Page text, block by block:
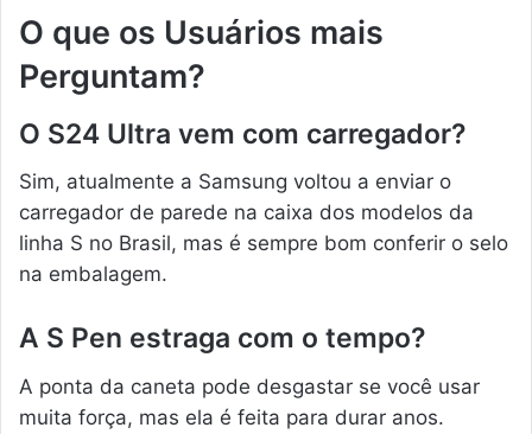
O que os Usuários mais
Perguntam?
O S24 Ultra vem com carregador?
Sim, atualmente a Samsung voltou a enviar o
carregador de parede na caixa dos modelos da
linha S no Brasil, mas é sempre bom conferir o selo
na embalagem.
A S Pen estraga com o tempo?
A ponta da caneta pode desgastar se você usar
muita força, mas ela é feita para durar anos.